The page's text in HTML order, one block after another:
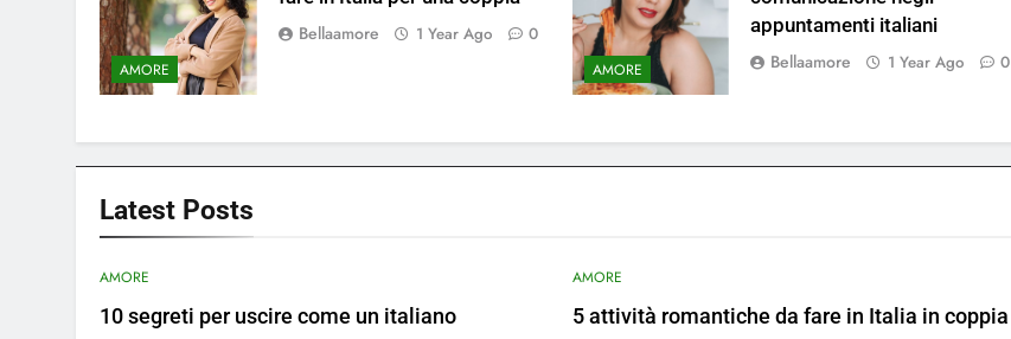
AMORE
Bellaamore 1 Year Ago 0
AMORE
appuntamenti italiani
Bellaamore 1 Year Ago 0
Latest Posts
AMORE
10 segreti per uscire come un italiano
AMORE
5 attività romantiche da fare in Italia in coppia